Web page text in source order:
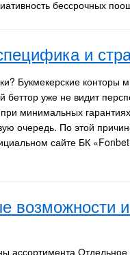
бессрочных
и
Букмекерские конторы
беттор уже не видит
минимальных
очередь. По этой
сайте БК
возможности
ассортимента Отдельное